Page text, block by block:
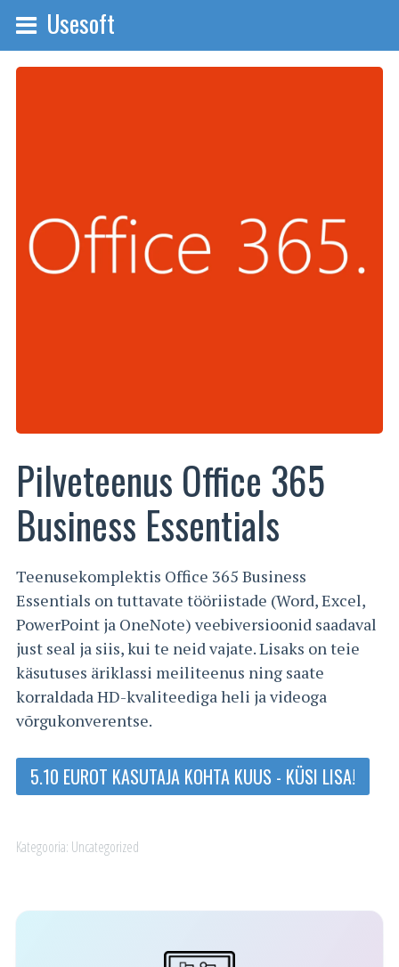
Usesoft
Pilveteenus Office 365
Business Essentials
Teenusekomplektis Office 365 Business
Essentials on tuttavate tööriistade (Word, Excel,
PowerPoint ja OneNote) veebiversioonid saadaval
just seal ja siis, kui te neid vajate. Lisaks on teie
käsutuses äriklassi meiliteenus ning saate
korraldada HD-kvaliteediga heli ja videoga
võrgukonverentse.
5.10 EUROT KASUTAJA KOHTA KUUS - KÜSI LISA!
Kategooria: Uncategorized